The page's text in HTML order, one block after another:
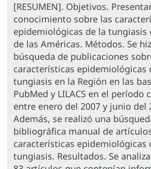
[RESUMEN]. Objetivos.
conocimiento sobre las
epidemiológicas de la tungiasis
de las Américas. Métodos. Se
búsqueda de publicaciones
características epidemiológicas
tungiasis en la Región en las
PubMed y LILACS en el período
entre enero del 2007 y junio del
Además, se realizó una
bibliográfica manual de
características epidemiológicas
tungiasis. Resultados. Se